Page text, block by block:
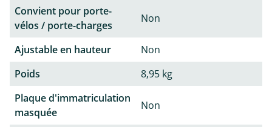
Convient pour porte-
vélos / porte-charges
Non
Ajustable en hauteur
Non
Poids
8,95 kg
Plaque d'immatriculation
masquée
Non